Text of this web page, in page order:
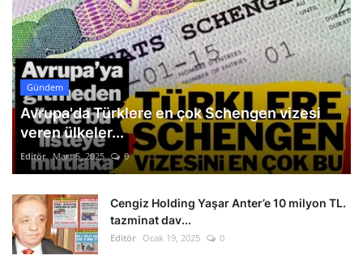
Gündem
Avrupa'da Türklere en çok Schengen vizesi
veren ülkeler...
Editör Mart 5, 2025 0
Cengiz Holding Yaşar Anter’e 10 milyon TL.
tazminat dav...
Editör Ocak 19, 2025 0